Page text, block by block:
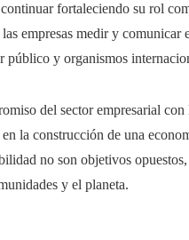
fortaleciendo su rol
empresas medir y
público y organismos
del sector empresarial
la construcción de una
no son objetivos
y el planeta.